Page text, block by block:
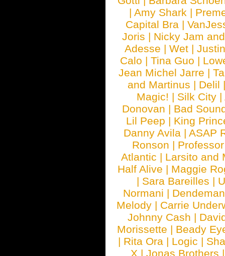
| Amy Shark |
Capital Bra |
Joris | Nicky Jam
Adesse | Wet |
Calo | Tina Guo |
Jean Michel Jarre |
and Martinus | Delil
Magic! | Silk City |
Donovan | Bad
Lil Peep | King
Danny Avila | ASAP
Ronson |
Atlantic | Larsito and
Half Alive | Maggie
| Sara Bareilles |
Normani |
Melody | Carrie
Johnny Cash |
Morissette | Beady
| Rita Ora | Logic |
X | Jonas Brothers